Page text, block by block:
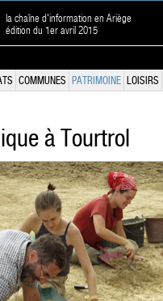
la chaîne d'information en Ariège
édition du 1er avril 2015
COMMUNES PATRIMOINE LOISIRS
à Tourtrol